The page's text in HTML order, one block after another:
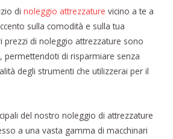
di noleggio attrezzature vicino a te a
sulla comodità e sulla tua
prezzi di noleggio attrezzature sono
permettendoti di risparmiare senza
degli strumenti che utilizzerai per il
del nostro noleggio di attrezzature
a una vasta gamma di macchinari